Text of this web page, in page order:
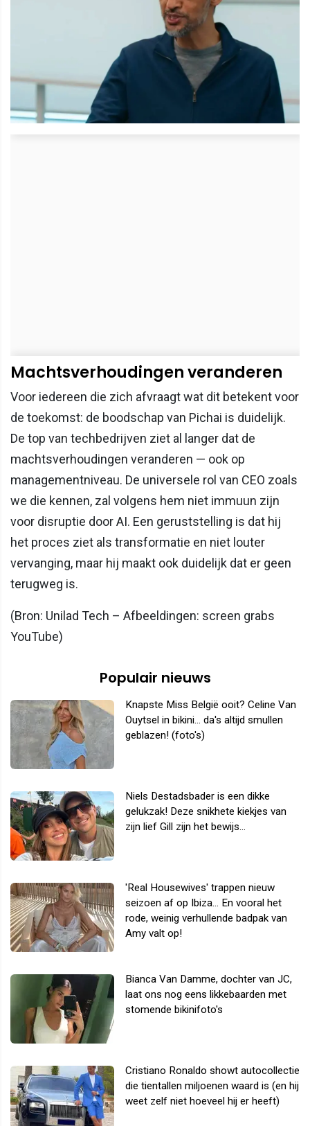
Machtsverhoudingen veranderen
Voor iedereen die zich afvraagt wat dit betekent voor
de toekomst: de boodschap van Pichai is duidelijk.
De top van techbedrijven ziet al langer dat de
machtsverhoudingen veranderen — ook op
managementniveau. De universele rol van CEO zoals
we die kennen, zal volgens hem niet immuun zijn
voor disruptie door AI. Een geruststelling is dat hij
het proces ziet als transformatie en niet louter
vervanging, maar hij maakt ook duidelijk dat er geen
terugweg is.
(Bron: Unilad Tech – Afbeeldingen: screen grabs
YouTube)
Populair nieuws
Knapste Miss België ooit? Celine Van
Ouytsel in bikini... da's altijd smullen
geblazen! (foto's)
Niels Destadsbader is een dikke
gelukzak! Deze snikhete kiekjes van
zijn lief Gill zijn het bewijs...
'Real Housewives' trappen nieuw
seizoen af op Ibiza... En vooral het
rode, weinig verhullende badpak van
Amy valt op!
Bianca Van Damme, dochter van JC,
laat ons nog eens likkebaarden met
stomende bikinifoto's
Cristiano Ronaldo showt autocollectie
die tientallen miljoenen waard is (en hij
weet zelf niet hoeveel hij er heeft)